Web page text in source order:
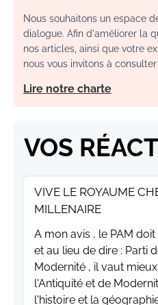
Nous souhaitons un espace
dialogue. Afin d'améliorer la
nos articles, ainsi que votre
nous vous invitons à
Lire notre charte
VOS
VIVE LE ROYAUME
MILLENAIRE
A mon avis , le PAM
et au lieu de dire : Parti
Modernité , il vaut
l'Antiquité et de
l'histoire et la